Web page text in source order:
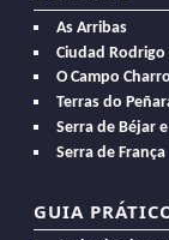
As Arribas
Ciudad
O Campo Charro
Terras do
Serra de Béjar
Serra de França
GUIA